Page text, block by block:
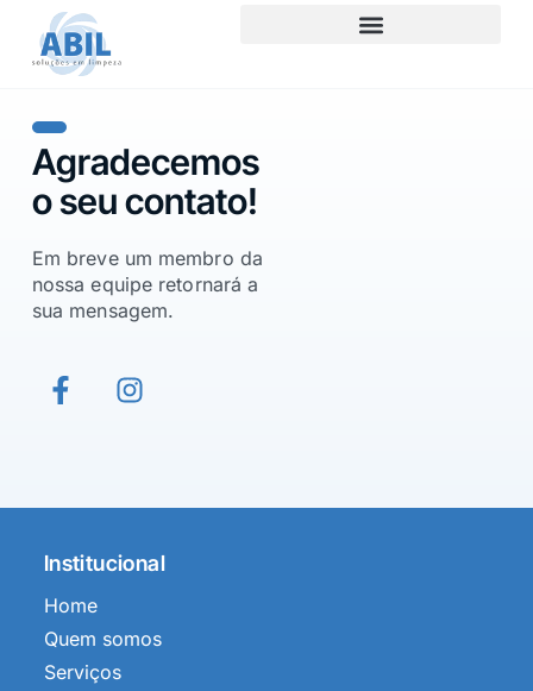
Agradecemos
o seu contato!
Em breve um membro da
nossa equipe retornará a
sua mensagem.
Institucional
Home
Quem somos
Serviços